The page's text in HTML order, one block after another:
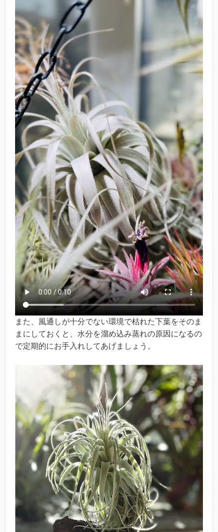
また、風通しが十分でない環境で枯れた下葉をそのま
まにしておくと、水分を溜め込み蒸れの原因になるの
で定期的にお手入れしてあげましょう。